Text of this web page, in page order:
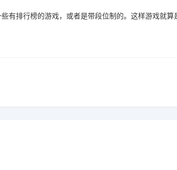
有排行榜的游戏，或者是带段位制的。这样游戏就